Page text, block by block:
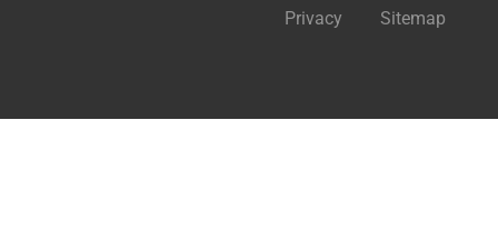
Privacy
Sitemap